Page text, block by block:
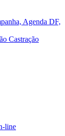
Agenda DF,
Castração
line